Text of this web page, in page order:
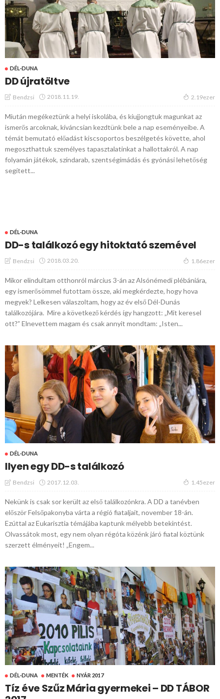
DÉL-DUNA
DD újratöltve
Bendzsi 2018.11.19. 2.19ezer
Miután megékeztünk a helyi iskolába, és kiujjongtuk magunkat az
ismerős arcoknak, kíváncsian kezdtünk bele a nap eseményeibe. A
témát bemutató előadást kiscsoportos beszélgetés követte, ahol
megoszthattuk személyes tapasztalatinkat a hallottakról. A nap
folyamán játékok, színdarab, szentségimádás és gyónási lehetőség
segített...
DÉL-DUNA
DD-s találkozó egy hitoktató szemével
Bendzsi 2018.03.20. 1.86ezer
Mikor elindultam otthonról március 3-án az Alsónémedi plébániára,
egy ismerősömmel futottam össze, aki megkérdezte, hogy hova
megyek? Lelkesen válaszoltam, hogy az év első Dél-Dunás
találkozójára. Mire a következő kérdés így hangzott: „Mit keresel
ott?” Elnevettem magam és csak annyit mondtam: „Isten...
DÉL-DUNA
Ilyen egy DD-s találkozó
Bendzsi 2017.12.03. 1.45ezer
Nekünk is csak sor került az első találkozónkra. A DD a tanévben
először Felsőpakonyba várta a régió fiataljait, november 18-án.
Ezúttal az Eukarisztia témájába kaptunk mélyebb betekintést.
Olvassátok most, egy nem olyan régóta közénk járó fiatal köztünk
szerzett élményeit! „Engem...
DÉL-DUNA MENTÉK NYÁR 2017
Tíz éve Szűz Mária gyermekei – DD TÁBOR